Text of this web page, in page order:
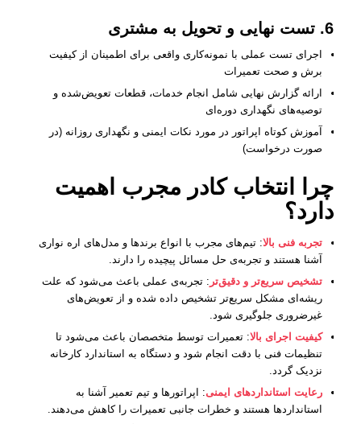
6. تست نهایی و تحویل به مشتری
اجرای تست عملی با نمونه‌کاری واقعی برای اطمینان از کیفیت
برش و صحت تعمیرات
ارائه گزارش نهایی شامل انجام خدمات، قطعات تعویض‌شده و
توصیه‌های نگهداری دوره‌ای
آموزش کوتاه اپراتور در مورد نکات ایمنی و نگهداری روزانه (در
صورت درخواست)
چرا انتخاب کادر مجرب اهمیت
دارد؟
تجربه فنی بالا: تیم‌های مجرب با انواع برندها و مدل‌های اره نواری
آشنا هستند و تجربه‌ی حل مسائل پیچیده را دارند.
تشخیص سریع‌تر و دقیق‌تر : تجربه‌ی عملی باعث می‌شود که علت
ریشه‌ای مشکل سریع‌تر تشخیص داده شده و از تعویض‌های
غیرضروری جلوگیری شود.
کیفیت اجرای بالا: تعمیرات توسط متخصصان باعث می‌شود تا
تنظیمات فنی با دقت انجام شود و دستگاه به استاندارد کارخانه
نزدیک گردد.
رعایت استانداردهای ایمنی: اپراتورها و تیم تعمیر آشنا به
استانداردها هستند و خطرات جانبی تعمیرات را کاهش می‌دهند.